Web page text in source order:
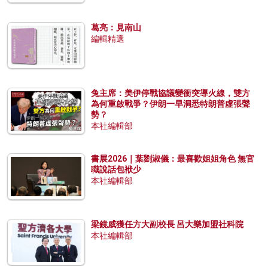
葛亮：見南山
編輯精選
兔主席：美伊停戰協議變衝突導火線，雙方
為何重啟戰爭？伊朗一早洞悉特朗普虛張聲
勢？
本社編輯部
書展2026｜葉劉淑儀：最喜歡姐姐角色 無官
職說話包袱少
本社編輯部
梁鏡威獲任方大副校長 呂大樂加盟社科院
本社編輯部